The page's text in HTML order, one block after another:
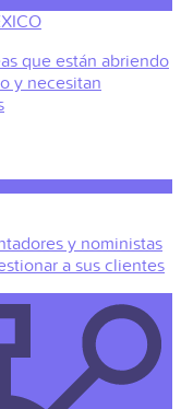
que están abriendo
y necesitan
y noministas
a sus clientes